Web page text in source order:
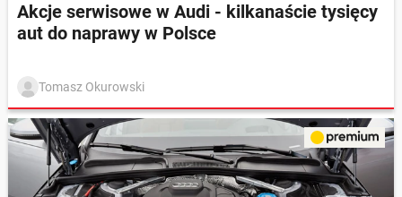
Akcje serwisowe w Audi - kilkanaście tysięcy
aut do naprawy w Polsce
Tomasz Okurowski